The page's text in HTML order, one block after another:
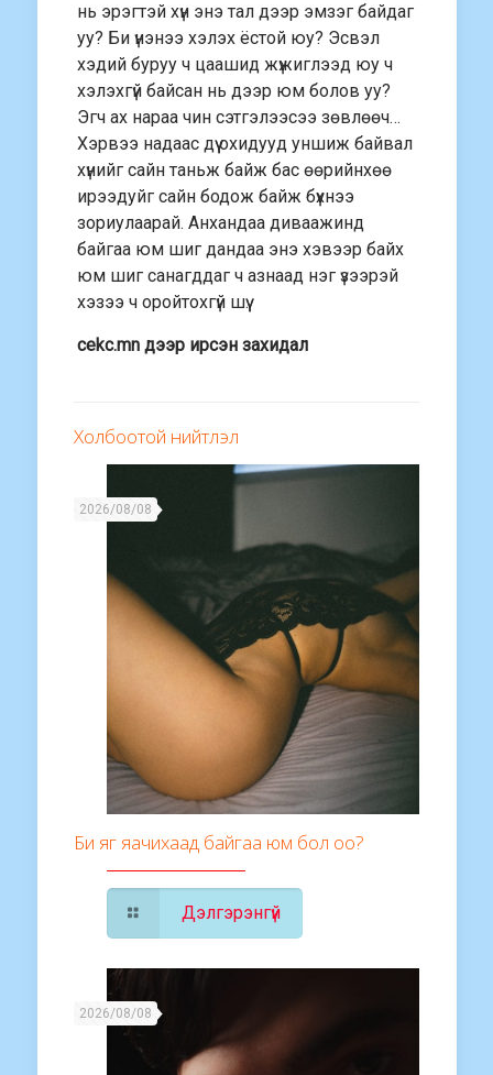
нь эрэгтэй хүн энэ тал дээр эмзэг байдаг
уу? Би үнэнээ хэлэх ёстой юу? Эсвэл
хэдий буруу ч цаашид жүжиглээд юу ч
хэлэхгүй байсан нь дээр юм болов уу?
Эгч ах нараа чин сэтгэлээсээ зөвлөөч…
Хэрвээ надаас дүү охидууд уншиж байвал
хүнийг сайн таньж байж бас өөрийнхөө
ирээдуйг сайн бодож байж бүхнээ
зориулаарай. Анхандаа диваажинд
байгаа юм шиг дандаа энэ хэвээр байх
юм шиг санагддаг ч азнаад нэг үзээрэй
хэзээ ч оройтохгүй шүү.
cekc.mn дээр ирсэн захидал
Холбоотой нийтлэл
2026/08/08
Би яг яачихаад байгаа юм бол оо?
Дэлгэрэнгүй
2026/08/08